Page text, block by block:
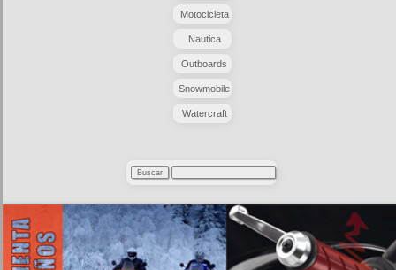
Motocicleta
Nautica
Outboards
Snowmobile
Watercraft